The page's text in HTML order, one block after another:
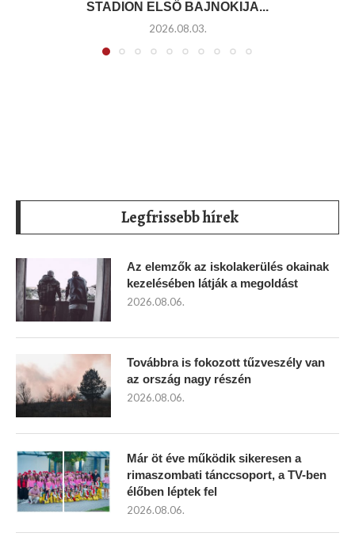
STADION ELSŐ BAJNOKIJA...
2026.08.03.
Legfrissebb hírek
Az elemzők az iskolakerülés okainak
kezelésében látják a megoldást
2026.08.06.
Továbbra is fokozott tűzveszély van
az ország nagy részén
2026.08.06.
Már öt éve működik sikeresen a
rimaszombati tánccsoport, a TV-ben
élőben léptek fel
2026.08.06.